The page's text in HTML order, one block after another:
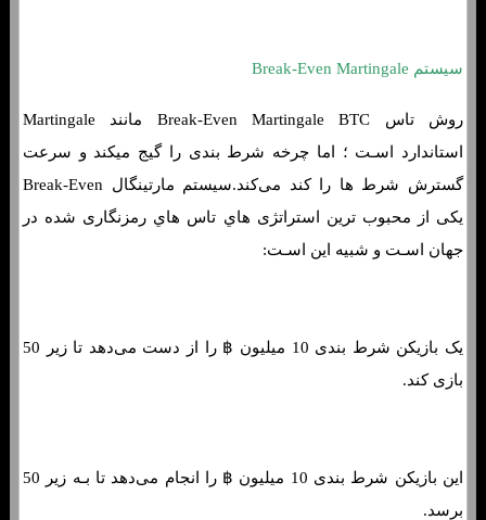
سیستم Break-Even Martingale
روش تاس Break-Even Martingale BTC مانند Martingale
استاندارد اسـت ؛ اما چرخه شرط بندی را گیج میکند و سرعت
گسترش شرط ها را کند می‌کند.سیستم مارتینگال Break-Even
یکی از محبوب ترین استراتژی هاي‌ تاس هاي‌ رمزنگاری شده در
جهان اسـت و شبیه این اسـت:
یک بازیکن شرط بندی 10 میلیون ฿ را از دست می‌دهد تا زیر 50
بازی کند.
این بازیکن شرط بندی 10 میلیون ฿ را انجام می‌دهد تا بـه زیر 50
برسد.